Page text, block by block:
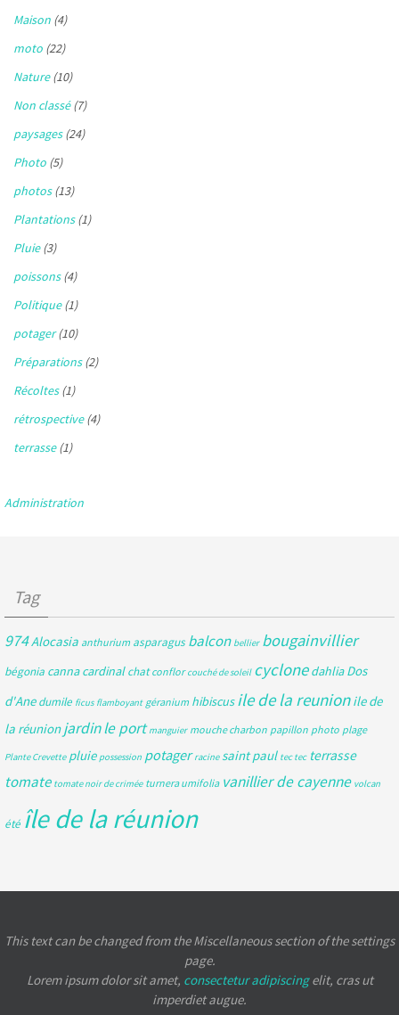
Maison (4)
moto (22)
Nature(10)
Non classé(7)
paysages(24)
Photo (5)
photos(13)
Plantations(1)
Pluie(3)
poissons(4)
Politique(1)
potager(10)
Préparations(2)
Récoltes(1)
rétrospective(4)
terrasse(1)
Administration
Tag
974Alocasia anthurium asparagus balcon bellier bougainvillier
bégonia canna cardinal chat conflor couché de soleil cyclone dahlia Dos
d'Ane dumile ficus flamboyant géranium hibiscus ile de la reunion ile de
la réunion jardinle port manguier mouche charbon papillon photo plage
Plante Crevette pluie possession potager racine saint paul tec tec terrasse
tomate tomate noir de crimée turnera umifolia vanillier de cayenne volcan
été île de la réunion
This text can be changed from the Miscellaneous section of the settings
page.
Lorem ipsumdolor sit amet, consectetur adipiscingelit, cras ut
imperdiet augue.